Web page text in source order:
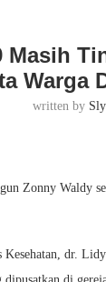
Masih
Warga
written by
Zonny Waldy
dr.